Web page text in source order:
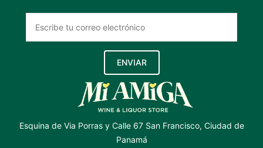
ENVIAR
Esquina de Via Porras y Calle 67 San Francisco, Ciudad de
Panamá